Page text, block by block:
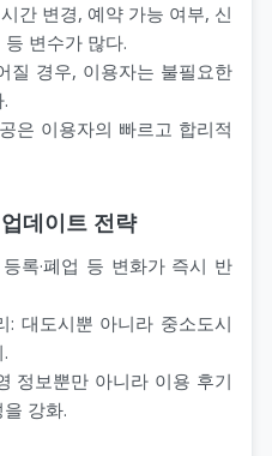
간 변경, 예약 가능 여부, 신
변수가 많다.
질 경우, 이용자는 불필요한
은 이용자의 빠르고 합리적
데이트 전략
록·폐업 등 변화가 즉시 반
: 대도시뿐 아니라 중소도시
정보뿐만 아니라 이용 후기
강화.